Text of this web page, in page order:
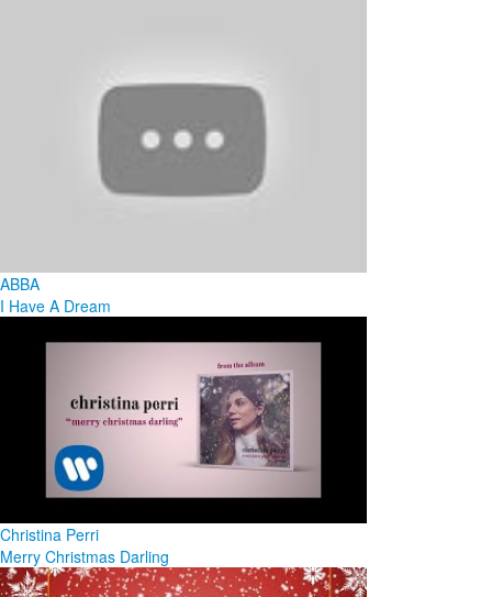
ABBA
I Have A Dream
Christina Perri
Merry Christmas Darling